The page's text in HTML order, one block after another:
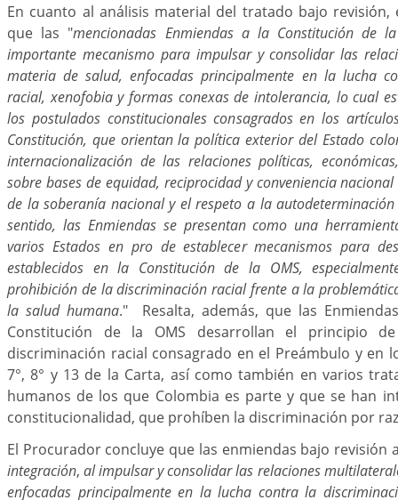
En cuanto al análisis material del tratado bajo revisión,
que las "mencionadas Enmiendas a la Constitución de
importante mecanismo para impulsar y consolidar las
materia de salud, enfocadas principalmente en la lucha
racial, xenofobia y formas conexas de intolerancia, lo cual
los postulados constitucionales consagrados en los
Constitución, que orientan la política exterior del Estado
internacionalización de las relaciones políticas,
sobre bases de equidad, reciprocidad y conveniencia
de la soberanía nacional y el respeto a la autodeterminación
sentido, las Enmiendas se presentan como una
varios Estados en pro de establecer mecanismos para
establecidos en la Constitución de la OMS,
prohibición de la discriminación racial frente a la
la salud humana." Resalta, además, que las
Constitución de la OMS desarrollan el principio
discriminación racial consagrado en el Preámbulo y en
7°, 8° y 13 de la Carta, así como también en varios
humanos de los que Colombia es parte y que se han
constitucionalidad, que prohíben la discriminación por
El Procurador concluye que las enmiendas bajo revisión
integración,al impulsar y consolidar las relaciones
enfocadas principalmente en la lucha contra la